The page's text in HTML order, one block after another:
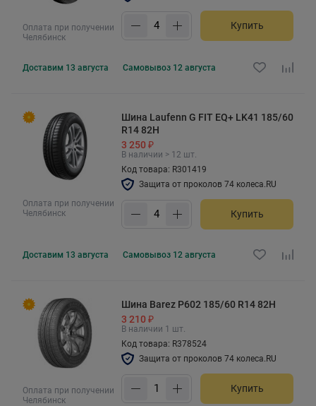
Оплата при получении
Челябинск
Купить
Доставим 13 августа Самовывоз 12 августа
Оплата при получении
Челябинск
Шина Laufenn G FIT EQ+ LK41 185/60
R14 82H
3 250 ₽
В наличии > 12 шт.
Код товара: R301419
Защита от проколов 74 колеса.RU
Купить
Доставим 13 августа Самовывоз 12 августа
Оплата при получении
Челябинск
Шина Barez Р602 185/60 R14 82H
3 210 ₽
В наличии 1 шт.
Код товара: R378524
Защита от проколов 74 колеса.RU
Купить